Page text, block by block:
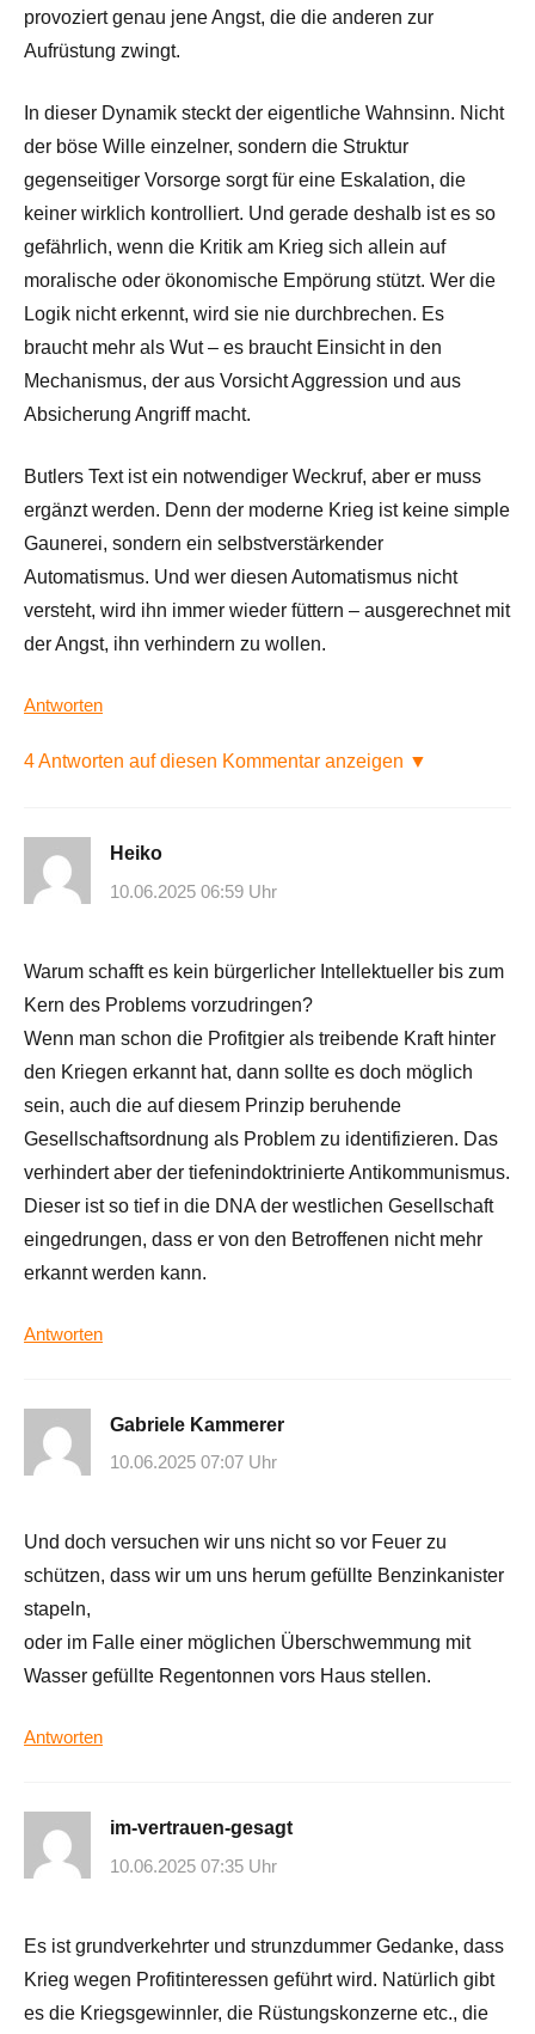
provoziert genau jene Angst, die die anderen zur
Aufrüstung zwingt.
In dieser Dynamik steckt der eigentliche Wahnsinn. Nicht
der böse Wille einzelner, sondern die Struktur
gegenseitiger Vorsorge sorgt für eine Eskalation, die
keiner wirklich kontrolliert. Und gerade deshalb ist es so
gefährlich, wenn die Kritik am Krieg sich allein auf
moralische oder ökonomische Empörung stützt. Wer die
Logik nicht erkennt, wird sie nie durchbrechen. Es
braucht mehr als Wut – es braucht Einsicht in den
Mechanismus, der aus Vorsicht Aggression und aus
Absicherung Angriff macht.
Butlers Text ist ein notwendiger Weckruf, aber er muss
ergänzt werden. Denn der moderne Krieg ist keine simple
Gaunerei, sondern ein selbstverstärkender
Automatismus. Und wer diesen Automatismus nicht
versteht, wird ihn immer wieder füttern – ausgerechnet mit
der Angst, ihn verhindern zu wollen.
Antworten
4 Antworten auf diesen Kommentar anzeigen ▼
Heiko
10.06.2025 06:59 Uhr
Warum schafft es kein bürgerlicher Intellektueller bis zum
Kern des Problems vorzudringen?
Wenn man schon die Profitgier als treibende Kraft hinter
den Kriegen erkannt hat, dann sollte es doch möglich
sein, auch die auf diesem Prinzip beruhende
Gesellschaftsordnung als Problem zu identifizieren. Das
verhindert aber der tiefenindoktrinierte Antikommunismus.
Dieser ist so tief in die DNA der westlichen Gesellschaft
eingedrungen, dass er von den Betroffenen nicht mehr
erkannt werden kann.
Antworten
Gabriele Kammerer
10.06.2025 07:07 Uhr
Und doch versuchen wir uns nicht so vor Feuer zu
schützen, dass wir um uns herum gefüllte Benzinkanister
stapeln,
oder im Falle einer möglichen Überschwemmung mit
Wasser gefüllte Regentonnen vors Haus stellen.
Antworten
im-vertrauen-gesagt
10.06.2025 07:35 Uhr
Es ist grundverkehrter und strunzdummer Gedanke, dass
Krieg wegen Profitinteressen geführt wird. Natürlich gibt
es die Kriegsgewinnler, die Rüstungskonzerne etc., die